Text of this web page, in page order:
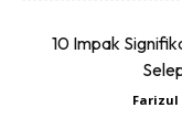
10 Impak
Farizul